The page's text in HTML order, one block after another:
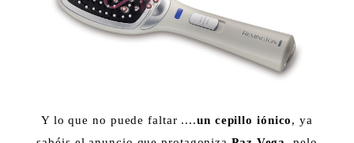
Y lo que no puede faltar ....un cepillo iónico, ya